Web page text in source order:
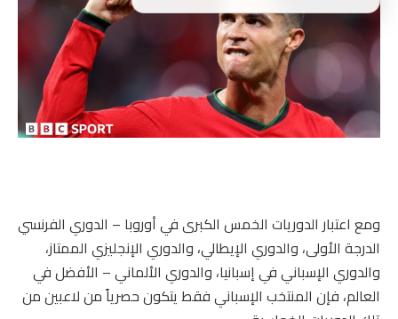
ومع اعتبار الدوريات الخمس الكبرى في أوروبا – الدوري الفرنسي
الدرجة الأولى، والدوري الإيطالي، والدوري الإنجليزي الممتاز،
والدوري الإسباني في إسبانيا، والدوري الألماني – الأفضل في
العالم، فإن المنتخب الإسباني فقط يتكون حصرياً من لاعبين من